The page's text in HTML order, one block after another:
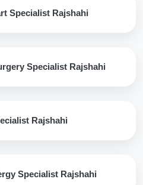
Specialist Rajshahi
Specialist Rajshahi
Rajshahi
Specialist Rajshahi